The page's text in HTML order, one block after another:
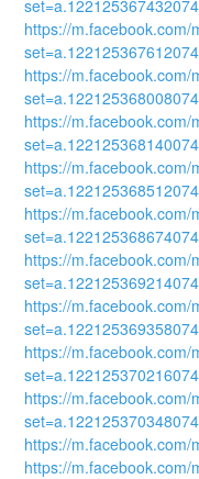
https://m.facebook.com/
https://m.facebook.com/
https://m.facebook.com/
https://m.facebook.com/
https://m.facebook.com/
https://m.facebook.com/
https://m.facebook.com/
https://m.facebook.com/
https://m.facebook.com/
https://
https://